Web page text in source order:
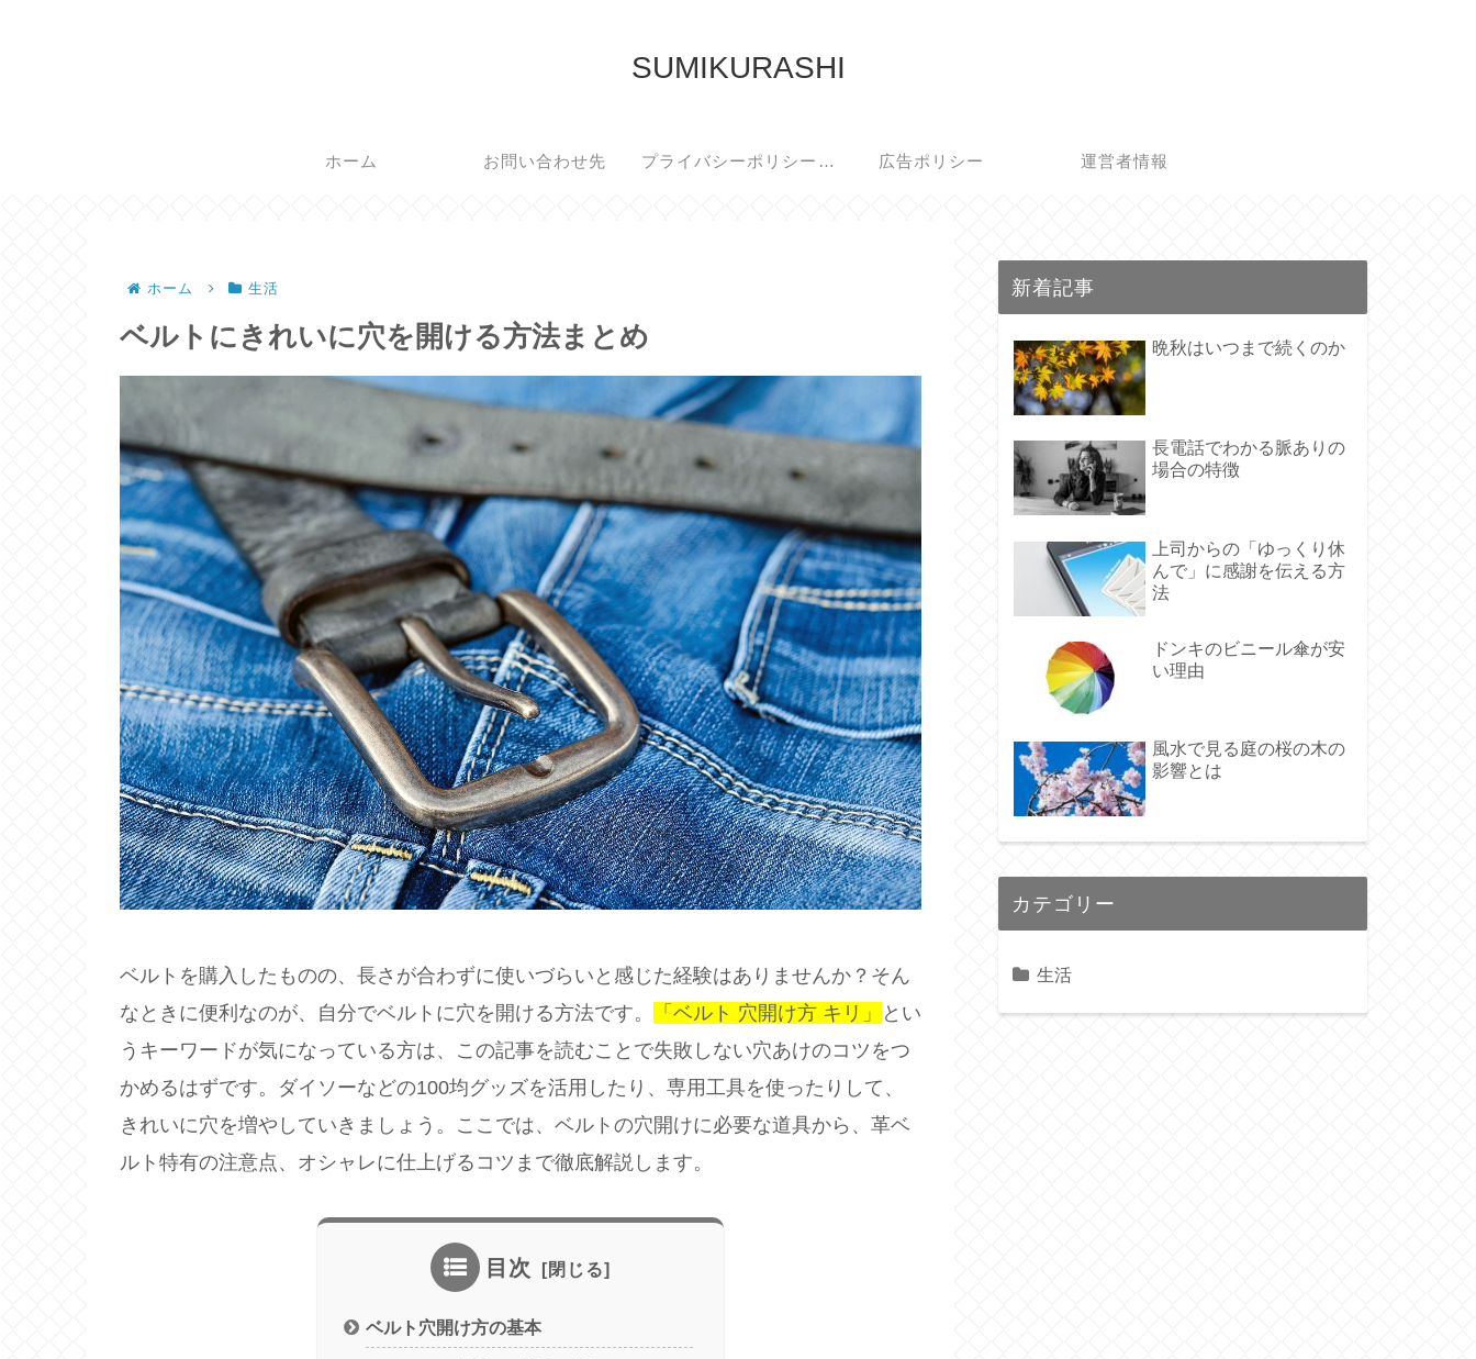
SUMIKURASHI
ホーム お問い合わせ先 プライバシーポリシー・免責事項 広告ポリシー 運営者情報
ホーム 生活
ベルトにきれいに穴を開ける方法まとめ
ベルトを購入したものの、長さが合わずに使いづらいと感じた経験はありませんか？そん
なときに便利なのが、自分でベルトに穴を開ける方法です。
「ベルト 穴開け方 キリ」
とい
うキーワードが気になっている方は、この記事を読むことで失敗しない穴あけのコツをつ
かめるはずです。ダイソーなどの100均グッズを活用したり、専用工具を使ったりして、
きれいに穴を増やしていきましょう。ここでは、ベルトの穴開けに必要な道具から、革ベ
ルト特有の注意点、オシャレに仕上げるコツまで徹底解説します。
目次
ベルト穴開け方の基本
新着記事
晩秋はいつまで続くのか
長電話でわかる脈ありの
場合の特徴
上司からの「ゆっくり休
んで」に感謝を伝える方
法
ドンキのビニール傘が安
い理由
風水で見る庭の桜の木の
影響とは
カテゴリー
生活